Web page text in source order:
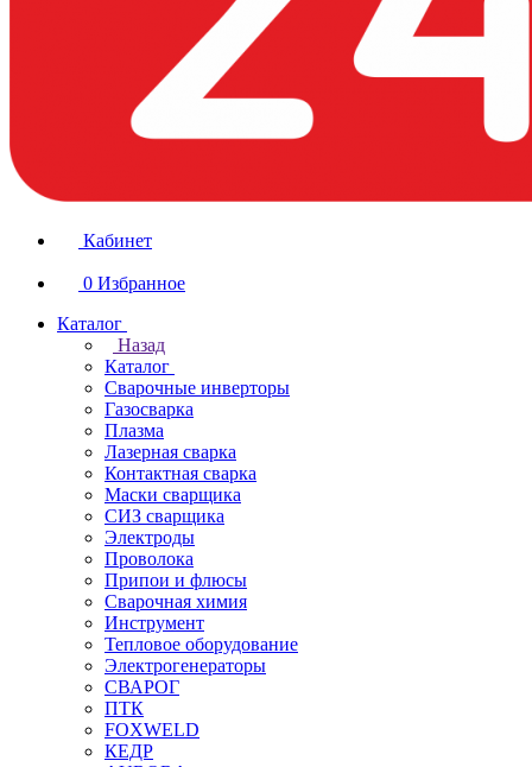
Кабинет
0 Избранное
Каталог
Назад
Каталог
Сварочные инверторы
Газосварка
Плазма
Лазерная сварка
Контактная сварка
Маски сварщика
СИЗ сварщика
Электроды
Проволока
Припои и флюсы
Сварочная химия
Инструмент
Тепловое оборудование
Электрогенераторы
СВАРОГ
ПТК
FOXWELD
КЕДР